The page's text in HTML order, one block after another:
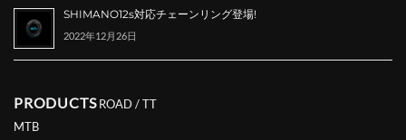
SHIMANO12s対応チェーンリング登場!
2022年12月26日
PRODUCTS ROAD / TT
MTB